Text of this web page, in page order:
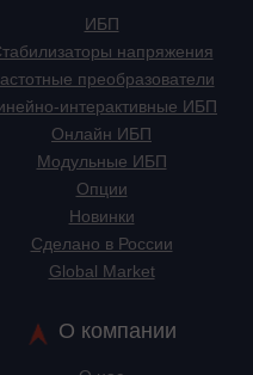
ИБП
напряжения
преобразователи
интерактивные ИБП
Онлайн ИБП
Модульные ИБП
Опции
Новинки
Сделано в России
Global Market
О компании